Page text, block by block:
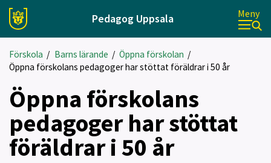
Pedagog Uppsala Meny
Förskola / Barns lärande / Öppna förskolan /
Öppna förskolans pedagoger har stöttat föräldrar i 50 år
Öppna förskolans
pedagoger har stöttat
föräldrar i 50 år